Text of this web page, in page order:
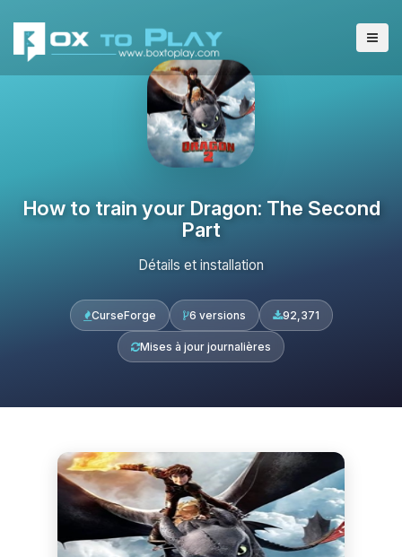
How to train your Dragon: The Second
Part
Détails et installation
CurseForge 6 versions 92,371
Mises à jour journalières